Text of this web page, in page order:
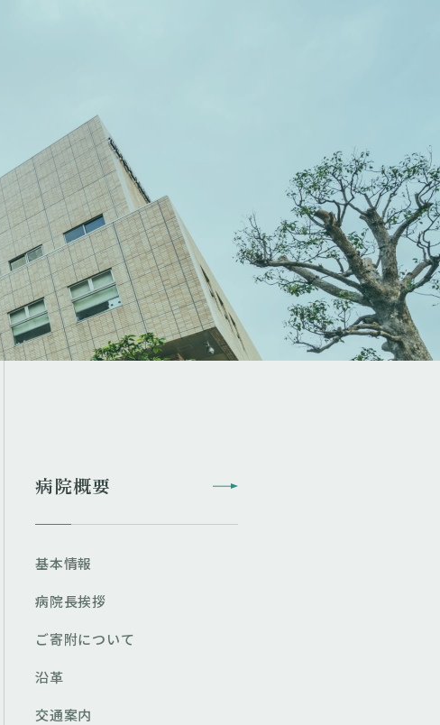
病院概要
基本情報
病院長挨拶
ご寄附について
沿革
交通案内